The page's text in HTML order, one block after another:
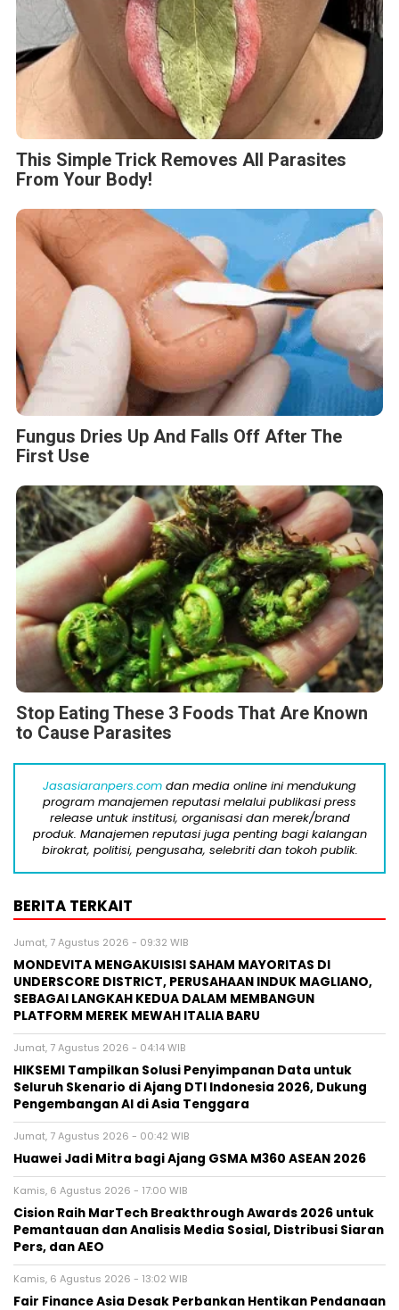
This Simple Trick Removes All Parasites
From Your Body!
Fungus Dries Up And Falls Off After The
First Use
Stop Eating These 3 Foods That Are Known
to Cause Parasites
Jasasiaranpers.com dan media online ini mendukung
program manajemen reputasi melalui publikasi press
release untuk institusi, organisasi dan merek/brand
produk. Manajemen reputasi juga penting bagi kalangan
birokrat, politisi, pengusaha, selebriti dan tokoh publik.
BERITA TERKAIT
Jumat, 7 Agustus 2026 - 09:32 WIB
MONDEVITA MENGAKUISISI SAHAM MAYORITAS DI
UNDERSCORE DISTRICT, PERUSAHAAN INDUK MAGLIANO,
SEBAGAI LANGKAH KEDUA DALAM MEMBANGUN
PLATFORM MEREK MEWAH ITALIA BARU
Jumat, 7 Agustus 2026 - 04:14 WIB
HIKSEMI Tampilkan Solusi Penyimpanan Data untuk
Seluruh Skenario di Ajang DTI Indonesia 2026, Dukung
Pengembangan AI di Asia Tenggara
Jumat, 7 Agustus 2026 - 00:42 WIB
Huawei Jadi Mitra bagi Ajang GSMA M360 ASEAN 2026
Kamis, 6 Agustus 2026 - 17:00 WIB
Cision Raih MarTech Breakthrough Awards 2026 untuk
Pemantauan dan Analisis Media Sosial, Distribusi Siaran
Pers, dan AEO
Kamis, 6 Agustus 2026 - 13:02 WIB
Fair Finance Asia Desak Perbankan Hentikan Pendanaan